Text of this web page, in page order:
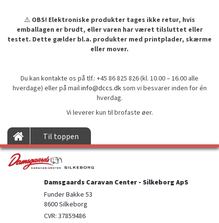
⚠️ OBS! Elektroniske produkter tages ikke retur, hvis
emballagen er brudt, eller varen har været tilsluttet eller
testet. Dette gælder bl.a. produkter med printplader, skærme
eller mover.
Du kan kontakte os på tlf.: +45 86 825 826 (kl. 10.00 – 16.00 alle
hverdage) eller på mailinfo@dccs.dksom vi besvarer inden for én
hverdag.
Vi leverer kun til brofaste øer.
Til toppen
Damsgaards Caravan Center - Silkeborg ApS
Funder Bakke 53
8600 Silkeborg
CVR: 37859486